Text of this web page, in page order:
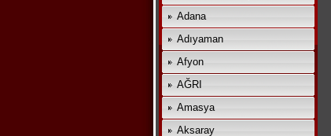
Adana
Adıyaman
Afyon
AĞRI
Amasya
Aksaray